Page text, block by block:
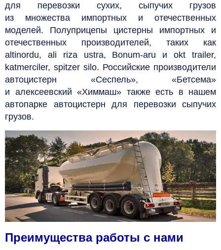
для перевозки сухих, сыпучих грузов
из множества импортных и отечественных
моделей. Полуприцепы цистерны импортных и
отечественных производителей, таких как
altinordu, ali riza ustra, Bonum-aru и okt trailer,
katmerciler, spitzer silo. Российские производители
автоцистерн «Сеспель», «Бетсема»
и алексеевский «Химмаш» также есть в нашем
автопарке автоцистерн для перевозки сыпучих
грузов.
Преимущества работы с нами